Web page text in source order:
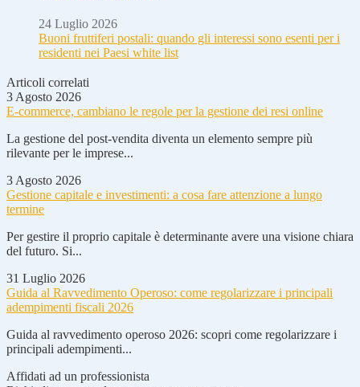
24 Luglio 2026
Buoni fruttiferi postali: quando gli interessi sono esenti per i
residenti nei Paesi white list
Articoli correlati
3 Agosto 2026
E-commerce, cambiano le regole per la gestione dei resi online
La gestione del post-vendita diventa un elemento sempre più
rilevante per le imprese...
3 Agosto 2026
Gestione capitale e investimenti: a cosa fare attenzione a lungo
termine
Per gestire il proprio capitale è determinante avere una visione chiara
del futuro. Si...
31 Luglio 2026
Guida al Ravvedimento Operoso: come regolarizzare i principali
adempimenti fiscali 2026
Guida al ravvedimento operoso 2026: scopri come regolarizzare i
principali adempimenti...
Affidati ad un professionista